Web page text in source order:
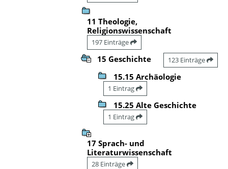
11 Theologie,
Religionswissenschaft
197 Einträge
15 Geschichte 123 Einträge
15.15 Archäologie
1 Eintrag
15.25 Alte Geschichte
1 Eintrag
17 Sprach- und
Literaturwissenschaft
28 Einträge